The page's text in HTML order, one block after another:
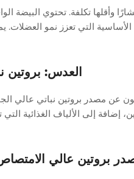
الأساسية التي تعزز نمو العضلات.
العدس: بروتين
غرامًا من البروتين، إضافة إلى الألياف
بروتين عالي